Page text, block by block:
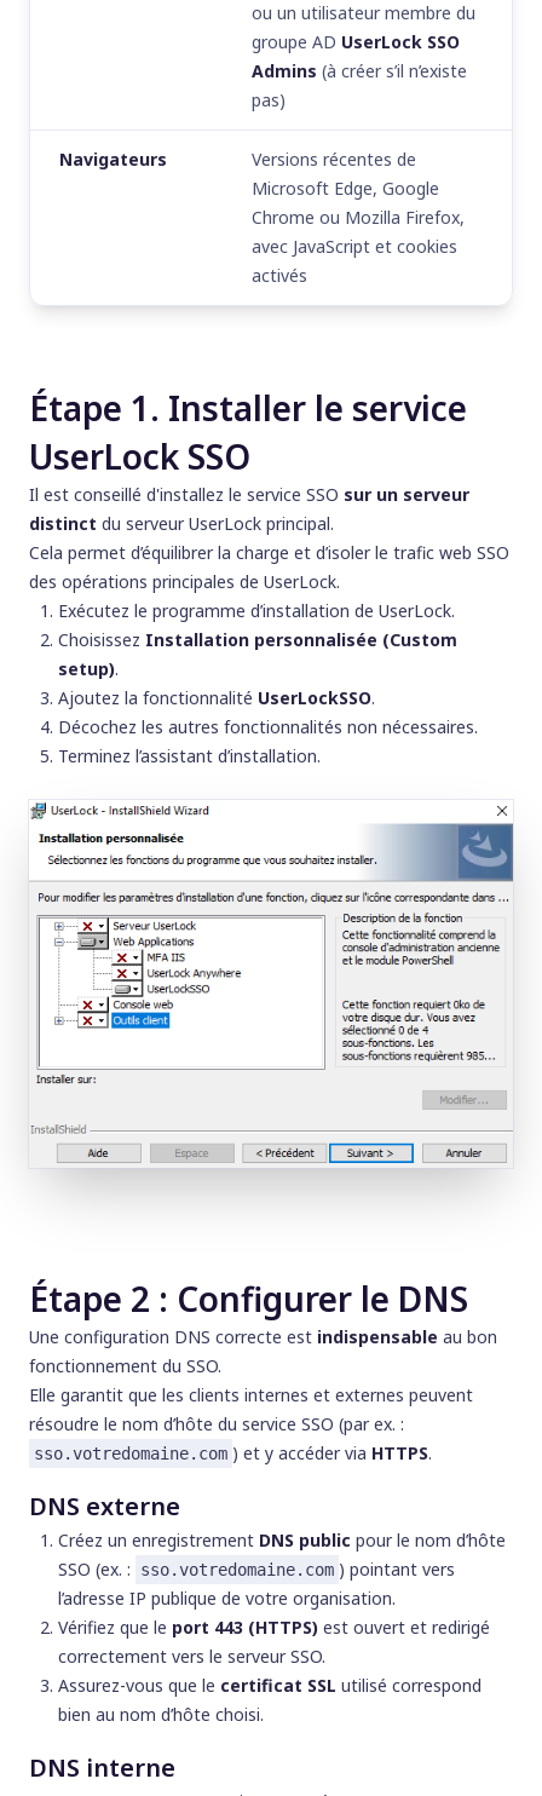
ou un utilisateur membre du
groupe AD UserLock SSO
Admins (à créer s’il n’existe
pas)
Navigateurs
Versions récentes de
Microsoft Edge, Google
Chrome ou Mozilla Firefox,
avec JavaScript et cookies
activés
Étape 1. Installer le service
UserLock SSO
Il est conseillé d'installez le service SSO sur un serveur
distinct du serveur UserLock principal.
Cela permet d’équilibrer la charge et d’isoler le trafic web SSO
des opérations principales de UserLock.
Exécutez le programme d’installation de UserLock.
Choisissez Installation personnalisée (Custom
setup).
Ajoutez la fonctionnalité UserLockSSO.
Décochez les autres fonctionnalités non nécessaires.
Terminez l’assistant d’installation.
Étape 2 : Configurer le DNS
Une configuration DNS correcte est indispensable au bon
fonctionnement du SSO.
Elle garantit que les clients internes et externes peuvent
résoudre le nom d’hôte du service SSO (par ex. :
sso.votredomaine.com ) et y accéder via HTTPS.
DNS externe
Créez un enregistrement DNS public pour le nom d’hôte
SSO (ex. :
sso.votredomaine.com ) pointant vers
l’adresse IP publique de votre organisation.
Vérifiez que le port 443 (HTTPS) est ouvert et redirigé
correctement vers le serveur SSO.
Assurez-vous que le certificat SSL utilisé correspond
bien au nom d’hôte choisi.
DNS interne